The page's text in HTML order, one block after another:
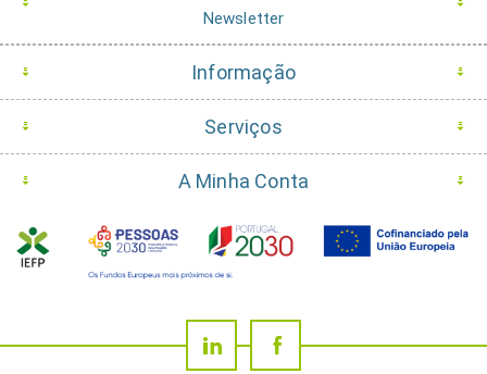
Newsletter
Informação
Serviços
A Minha Conta